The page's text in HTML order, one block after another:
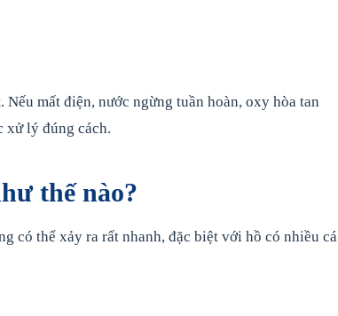
mất điện, nước ngừng tuần hoàn, oxy hòa tan
xử lý đúng cách.
thế nào?
có thể xảy ra rất nhanh, đặc biệt với hồ có nhiều cá